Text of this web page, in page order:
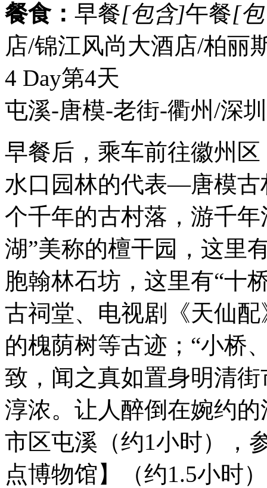
餐食： 早餐[包含]午餐[
店/锦江风尚大酒店/柏丽
4 Day第4天
屯溪-唐模-老街-衢州/深
早餐后，乘车前往徽州
水口园林的代表—唐模古
个千年的古村落，游千
湖”美称的檀干园，这里
胞翰林石坊，这里有“十
古祠堂、电视剧《天仙
的槐荫树等古迹；“小桥
致，闻之真如置身明清
淳浓。让人醉倒在婉约
市区屯溪（约1小时），
点博物馆】（约1.5小时